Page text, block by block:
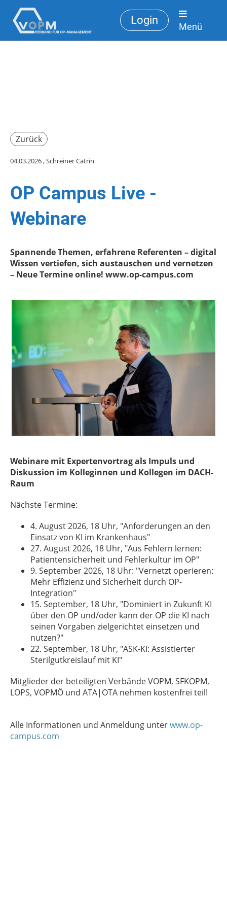
Login
Menü
Zurück
04.03.2026, Schreiner Catrin
OP Campus Live -
Webinare
Spannende Themen, erfahrene Referenten – digital
Wissen vertiefen, sich austauschen und vernetzen
– Neue Termine online! www.op-campus.com
Webinare mit Expertenvortrag als Impuls und
Diskussion im Kolleginnen und Kollegen im DACH-
Raum
Nächste Termine:
4. August 2026, 18 Uhr, "Anforderungen an den
Einsatz von KI im Krankenhaus"
27. August 2026, 18 Uhr, "Aus Fehlern lernen:
Patientensicherheit und Fehlerkultur im OP"
9. September 2026, 18 Uhr: "Vernetzt operieren:
Mehr Effizienz und Sicherheit durch OP-
Integration"
15. September, 18 Uhr, "Dominiert in Zukunft KI
über den OP und/oder kann der OP die KI nach
seinen Vorgaben zielgerichtet einsetzen und
nutzen?"
22. September, 18 Uhr, "ASK-KI: Assistierter
Sterilgutkreislauf mit KI"
Mitglieder der beteiligten Verbände VOPM, SFKOPM,
LOPS, VOPMÖ und ATA|OTA nehmen kostenfrei teil!
Alle Informationen und Anmeldung unterwww.op-
campus.com